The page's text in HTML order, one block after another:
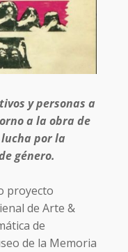
y personas a
a la obra de
por la
género.
proyecto
de Arte &
de
de la Memoria